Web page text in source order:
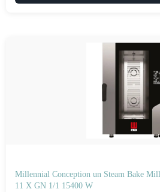
Millennial Conception un Steam Bake
11 X GN 1/1 15400 W